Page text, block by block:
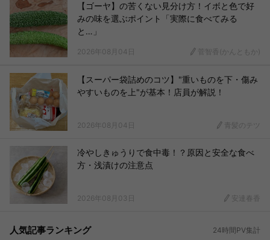
【ゴーヤ】の苦くない見分け方！イボと色で好
みの味を選ぶポイント「実際に食べてみる
と…」
2026年08月04日 菅智香(かんともか)
【スーパー袋詰めのコツ】"重いものを下・傷み
やすいものを上"が基本！店員が解説！
2026年08月04日 青髪のテツ
冷やしきゅうりで食中毒！？原因と安全な食べ
方・浅漬けの注意点
2026年08月03日 安達春香
人気記事ランキング 24時間PV集計